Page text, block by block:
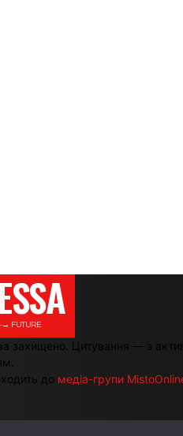
FUTURE
захищено. Цитування — з
до медіа-групи